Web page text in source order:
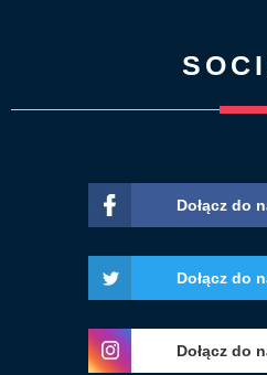
Dołącz do
Dołącz do
Dołącz do